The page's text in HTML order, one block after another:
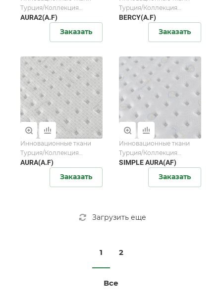
Турция/Коллекция
AuraFresh
AURA2(A.F)
Заказать
Турция/Коллекция
AuraFresh
BERCY(A.F)
Заказать
Инновационные ткани
Турция/Коллекция
AuraFresh
AURA(A.F)
Заказать
Инновационные ткани
Турция/Коллекция
AuraFresh
SIMPLE AURA(AF)
Заказать
Загрузить еще
1 2
Все